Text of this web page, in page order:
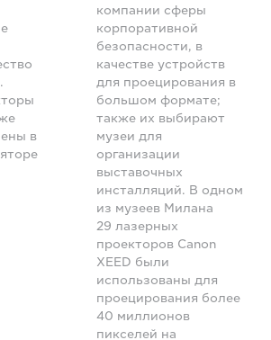
в
компании сферы
корпоративной
безопасности, в
качестве устройств
для проецирования в
большом формате;
также их выбирают
музеи для
организации
выставочных
инсталляций. В одном
из музеев Милана
29 лазерных
проекторов Canon
XEED были
использованы для
проецирования более
40 миллионов
пикселей на